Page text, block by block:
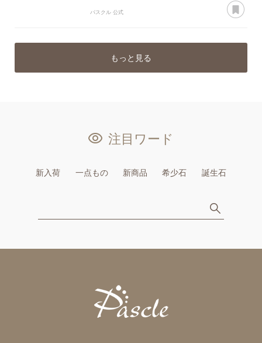
パスクル 公式
もっと見る
注目ワード
新入荷 一点もの 新商品 希少石 誕生石